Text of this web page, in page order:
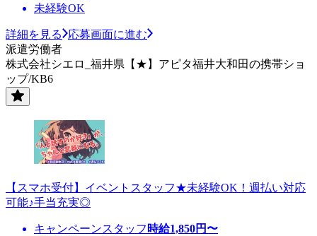
未経験OK
詳細を見る
応募画面に進む
派遣労働者
株式会社シエロ_福井県【★】アピタ福井大和田の携帯ショ
ップ/KB6
【スマホ受付】イベントスタッフ★未経験OK！週払い対応
可能♪手当充実◎
キャンペーンスタッフ 時給1,850円〜